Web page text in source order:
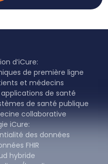
d’iCure:
de première ligne
et médecins
de santé
de santé publique
collaborative
iCure:
des données
FHIR
hybride